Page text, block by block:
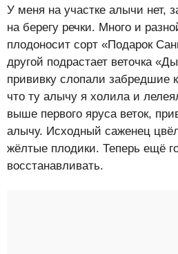
У меня на участке алычи нет,
на берегу речки. Много и
плодоносит сорт «Подарок
другой подрастает веточка
прививку слопали забредшие
что ту алычу я холила и
выше первого яруса веток,
алычу. Исходный саженец
жёлтые плодики. Теперь ещё
восстанавливать.